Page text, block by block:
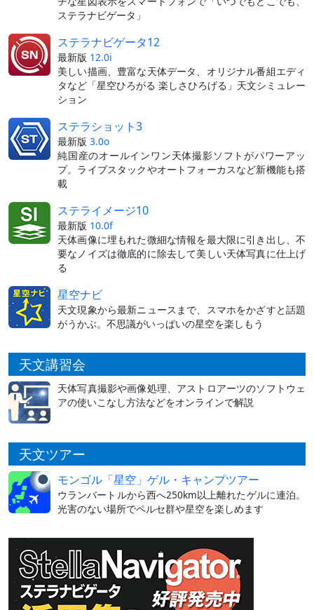
ステラナビゲータ」
ステラナビゲータ12
最新版 12.0i
美しい描画、豊富な天体データ、オリジナル番組エディ
タなど「星空ひろがる 楽しさひろげる」天文シミュレー
ション
ステラショット3
最新版 3.0o
純国産のオールインワン天体撮影ソフトがパワーアッ
プ。ライブスタックやオートフォーカスなど新機能も搭
載
ステライメージ10
最新版 10.0f
天体画像に埋もれた微細な情報を最大限に引き出し、不
要なノイズは徹底的に除去して美しい天体写真に仕上げ
る
星空ナビ
天文現象から最新ニュースまで、スマホをかざすと話題
がうかぶ。不思議がいっぱいの星空を楽しもう
天文講習会
天体写真撮影や画像処理、アストロアーツのソフトウェ
アの使いこなし方法などをオンラインで解説
天文ツアー
モンゴル「星空」ゲル・キャンプツアー
ウランバートルから西へ250km以上離れたゲルに連泊。
光害のない場所でペルセ群や星空を楽しめます